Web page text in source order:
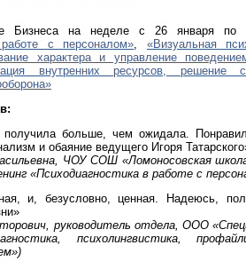
Бизнеса на неделе с 26 января
с персоналом», «Визуальная
характера и управление
внутренних ресурсов,
получила больше, чем ожидала.
и обаяние ведущего Игоря
ЧОУ СОШ «Ломоносовская
«Психодиагностика в работе с
и, безусловно, ценная. Надеюсь,
руководитель отдела, ООО
психолингвистика,